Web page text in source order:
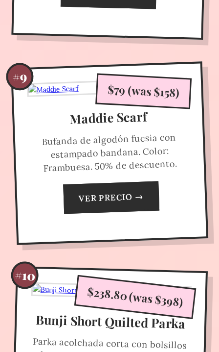
#9
$79 (was $158)
Maddie Scarf
Bufanda de algodón fucsia con
estampado bandana. Color:
Frambuesa. 50% de descuento.
VER PRECIO →
#10
$238.80 (was $398)
Bunji Short Quilted Parka
Parka acolchada corta con bolsillos
de parche en el frente y cierre de
botones. Color: Hojas. 40% de